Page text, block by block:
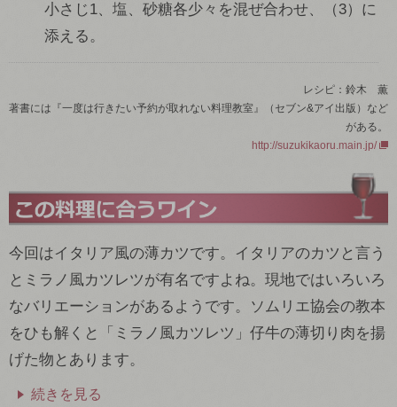
小さじ1、塩、砂糖各少々を混ぜ合わせ、（3）に
添える。
レシピ：鈴木 薫
著書には『一度は行きたい予約が取れない料理教室』（セブン&アイ出版）など
がある。
http://suzukikaoru.main.jp/
今回はイタリア風の薄カツです。イタリアのカツと言う
とミラノ風カツレツが有名ですよね。現地ではいろいろ
なバリエーションがあるようです。ソムリエ協会の教本
をひも解くと「ミラノ風カツレツ」仔牛の薄切り肉を揚
げた物とあります。
続きを見る